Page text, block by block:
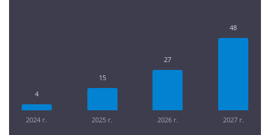
4
2024 г.
15
2025 г.
27
2026 г.
48
2027 г.